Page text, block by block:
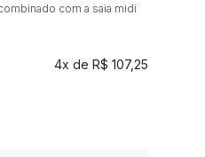
com a saia midi
4x R$ 107,25